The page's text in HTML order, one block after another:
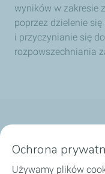
wyników w zakresie
poprzez dzielenie
i przyczynianie się
rozpowszechniania
Dobierz olej
Ochrona
Używamy plików